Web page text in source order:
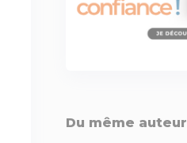
Du même auteur